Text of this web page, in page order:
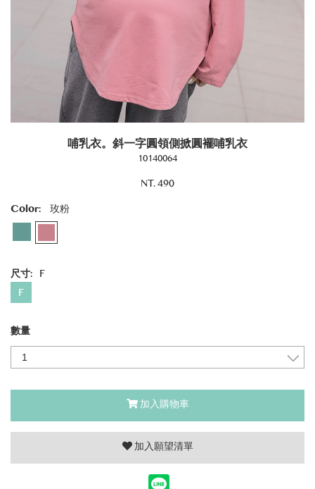
哺乳衣。斜一字圓領側掀圓襬哺乳衣
10140064
NT. 490
Color:
玫粉
尺寸: F
F
數量
加入購物車
加入願望清單